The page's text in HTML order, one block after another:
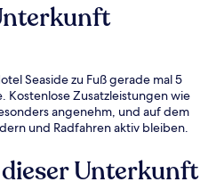
Seaside zu Fuß gerade mal 5
Kostenlose Zusatzleistungen wie
angenehm, und auf dem
und Radfahren aktiv bleiben.
Unterkunft